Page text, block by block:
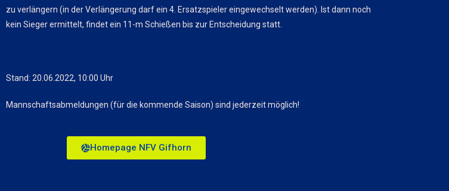
zu verlängern (in der Verlängerung darf ein 4. Ersatzspieler eingewechselt werden). Ist dann noch
kein Sieger ermittelt, findet ein 11-m Schießen bis zur Entscheidung statt.
Stand: 20.06.2022, 10:00 Uhr
Mannschaftsabmeldungen (für die kommende Saison) sind jederzeit möglich!
Homepage NFV Gifhorn